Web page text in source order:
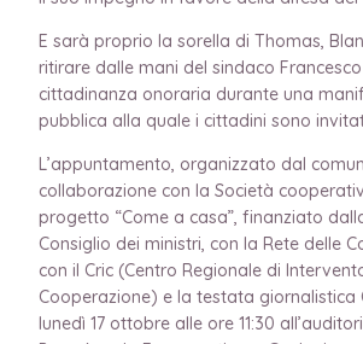
E sarà proprio la sorella di Thomas,
ritirare dalle mani del sindaco
cittadinanza onoraria durante una
pubblica alla quale i cittadini sono
L’appuntamento, organizzato dal
collaborazione con la Società
progetto “Come a casa”, finanziato
Consiglio dei ministri, con la Rete delle
con il Cric (Centro Regionale di
Cooperazione) e la testata giornalistica
lunedì 17 ottobre alle ore 11:30